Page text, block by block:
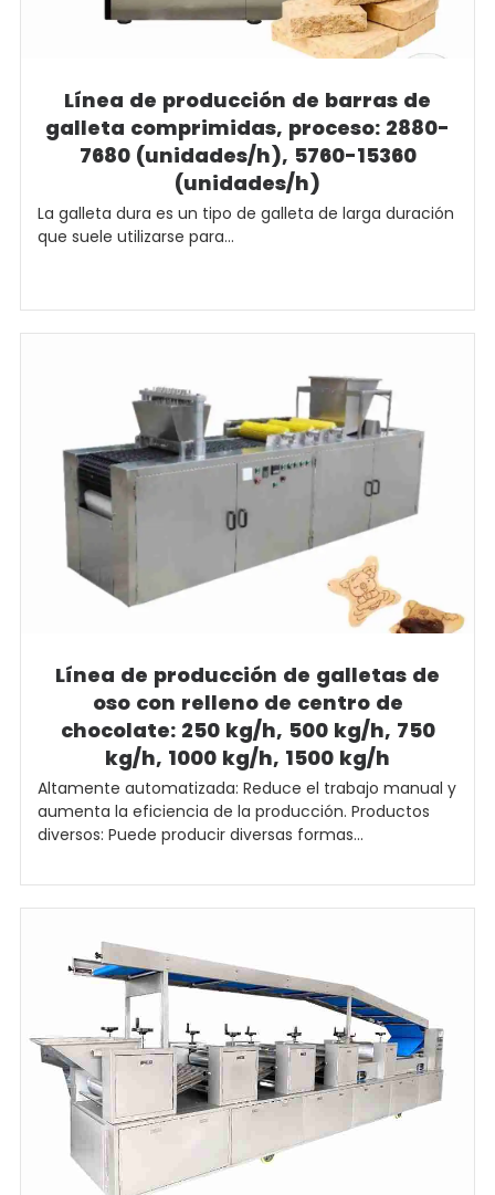
Línea de producción de barras de
galleta comprimidas, proceso: 2880-
7680 (unidades/h), 5760-15360
(unidades/h)
La galleta dura es un tipo de galleta de larga duración
que suele utilizarse para...
Línea de producción de galletas de
oso con relleno de centro de
chocolate: 250 kg/h, 500 kg/h, 750
kg/h, 1000 kg/h, 1500 kg/h
Altamente automatizada: Reduce el trabajo manual y
aumenta la eficiencia de la producción. Productos
diversos: Puede producir diversas formas...